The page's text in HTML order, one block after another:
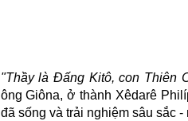
"Thầy là Đấng Kitô, con Thiên
ông Giôna, ở thành Xêdarê
đã sống và trải nghiệm sâu sắc